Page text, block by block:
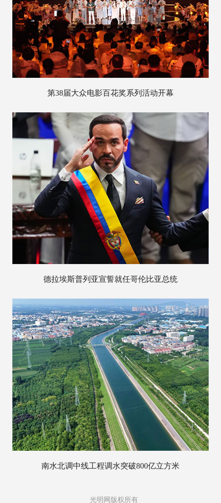
第38届大众电影百花奖系列活动开幕
德拉埃斯普列亚宣誓就任哥伦比亚总统
南水北调中线工程调水突破800亿立方米
光明网版权所有